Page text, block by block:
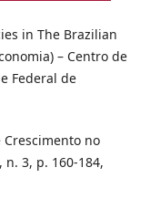
in The Brazilian
– Centro de
Federal de
Crescimento no
n. 3, p. 160-184,